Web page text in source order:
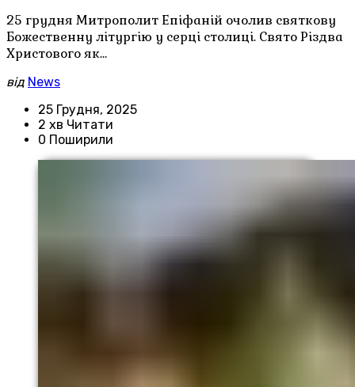
25 грудня Митрополит Епіфаній очолив святкову
Божественну літургію у серці столиці. Свято Різдва
Христового як…
від News
25 Грудня, 2025
2 хв Читати
0 Поширили